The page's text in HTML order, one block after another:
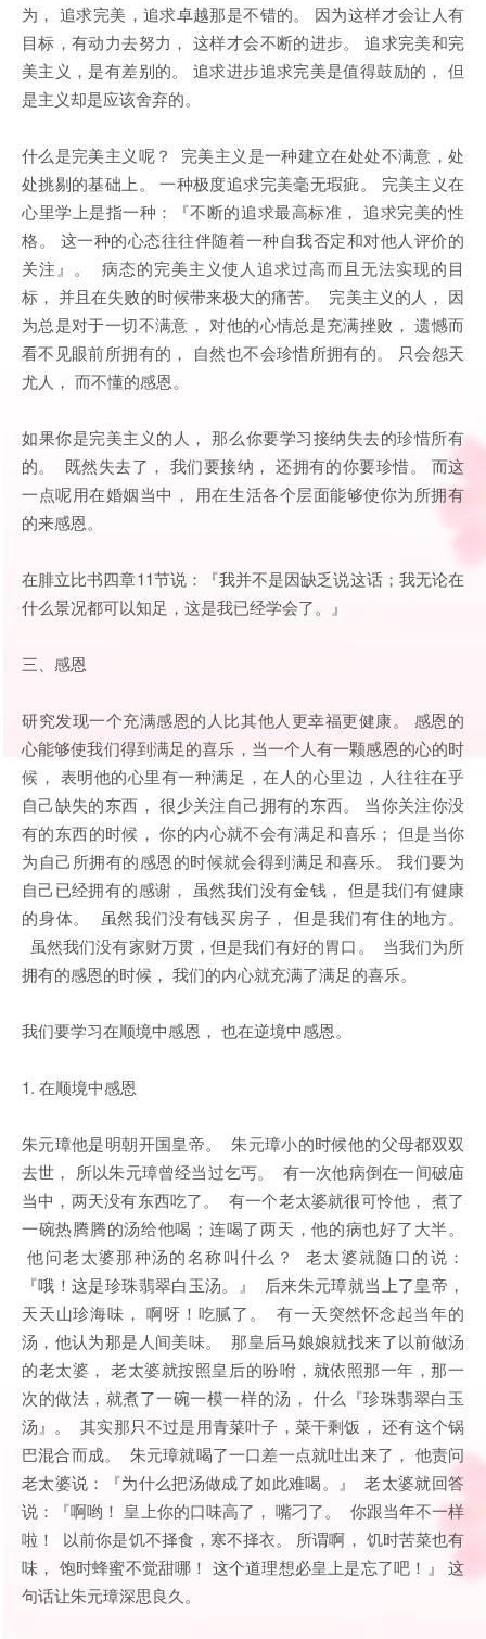
为， 追求完美，追求卓越那是不错的。 因为这样才会让人有
目标，有动力去努力， 这样才会不断的进步。 追求完美和完
美主义，是有差别的。 追求进步追求完美是值得鼓励的， 但
是主义却是应该舍弃的。
什么是完美主义呢？ 完美主义是一种建立在处处不满意，处
处挑剔的基础上。 一种极度追求完美毫无瑕疵。 完美主义在
心里学上是指一种：『不断的追求最高标准， 追求完美的性
格。 这一种的心态往往伴随着一种自我否定和对他人评价的
关注』。 病态的完美主义使人追求过高而且无法实现的目
标， 并且在失败的时候带来极大的痛苦。 完美主义的人， 因
为总是对于一切不满意， 对他的心情总是充满挫败， 遗憾而
看不见眼前所拥有的， 自然也不会珍惜所拥有的。 只会怨天
尤人， 而不懂的感恩。
如果你是完美主义的人， 那么你要学习接纳失去的珍惜所有
的。 既然失去了， 我们要接纳， 还拥有的你要珍惜。 而这
一点呢用在婚姻当中， 用在生活各个层面能够使你为所拥有
的来感恩。
在腓立比书四章11节说：『我并不是因缺乏说这话；我无论在
什么景况都可以知足，这是我已经学会了。』
三、感恩
研究发现一个充满感恩的人比其他人更幸福更健康。 感恩的
心能够使我们得到满足的喜乐，当一个人有一颗感恩的心的时
候， 表明他的心里有一种满足，在人的心里边，人往往在乎
自己缺失的东西， 很少关注自己拥有的东西。 当你关注你没
有的东西的时候， 你的内心就不会有满足和喜乐； 但是当你
为自己所拥有的感恩的时候就会得到满足和喜乐。 我们要为
自己已经拥有的感谢， 虽然我们没有金钱， 但是我们有健康
的身体。 虽然我们没有钱买房子， 但是我们有住的地方。
虽然我们没有家财万贯，但是我们有好的胃口。 当我们为所
拥有的感恩的时候， 我们的内心就充满了满足的喜乐。
我们要学习在顺境中感恩， 也在逆境中感恩。
1. 在顺境中感恩
朱元璋他是明朝开国皇帝。 朱元璋小的时候他的父母都双双
去世， 所以朱元璋曾经当过乞丐。 有一次他病倒在一间破庙
当中，两天没有东西吃了。 有一个老太婆就很可怜他， 煮了
一碗热腾腾的汤给他喝；连喝了两天，他的病也好了大半。
他问老太婆那种汤的名称叫什么？ 老太婆就随口的说：
『哦！这是珍珠翡翠白玉汤。』 后来朱元璋就当上了皇帝，
天天山珍海味， 啊呀！吃腻了。 有一天突然怀念起当年的
汤，他认为那是人间美味。 那皇后马娘娘就找来了以前做汤
的老太婆， 老太婆就按照皇后的吩咐，就依照那一年，那一
次的做法，就煮了一碗一模一样的汤， 什么『珍珠翡翠白玉
汤』。 其实那只不过是用青菜叶子，菜干剩饭， 还有这个锅
巴混合而成。 朱元璋就喝了一口差一点就吐出来了， 他责问
老太婆说：『为什么把汤做成了如此难喝。』 老太婆就回答
说：『啊哟！ 皇上你的口味高了， 嘴刁了。 你跟当年不一样
啦！ 以前你是饥不择食，寒不择衣。 所谓啊， 饥时苦菜也有
味， 饱时蜂蜜不觉甜哪！ 这个道理想必皇上是忘了吧！』 这
句话让朱元璋深思良久。